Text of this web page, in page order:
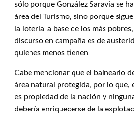
sólo porque González Saravia se
área del Turismo, sino porque sigue
la lotería’ a base de los más
discurso en campaña es de
quienes menos tienen.
Cabe mencionar que el balneario
área natural protegida, por lo que,
es propiedad de la nación y
debería enriquecerse de la